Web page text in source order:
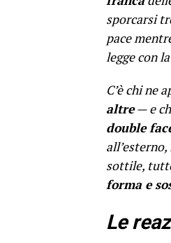
sporcarsi
pace
legge con
C’è chi ne
altre— e
double
sottile,
forma e
Le